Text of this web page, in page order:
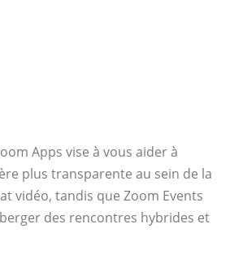
Apps vise à vous aider à
plus transparente au sein de la
vidéo, tandis que Zoom Events
des rencontres hybrides et